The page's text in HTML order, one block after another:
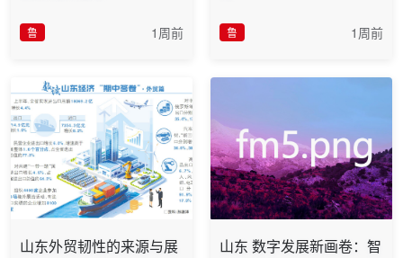
鲁 1周前 鲁 1周前
山东外贸韧性的来源与展
山东 数字发展新画卷：智